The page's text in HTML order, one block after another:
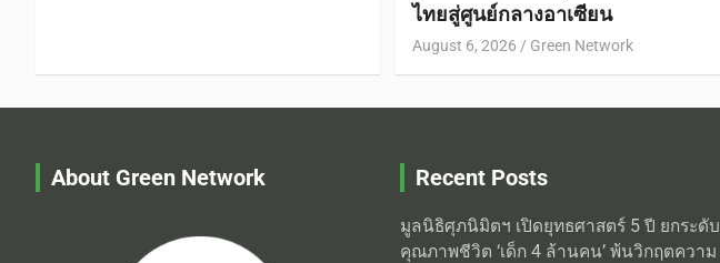
ไทยสู่ศูนย์กลางอาเซียน
August 6, 2026 Green Network
About Green Network Recent Posts
มูลนิธิศุภนิมิตฯ เปิดยุทธศาสตร์ 5 ปี ยกระดับ
คุณภาพชีวิต ‘เด็ก 4 ล้านคน’ พ้นวิกฤตความ